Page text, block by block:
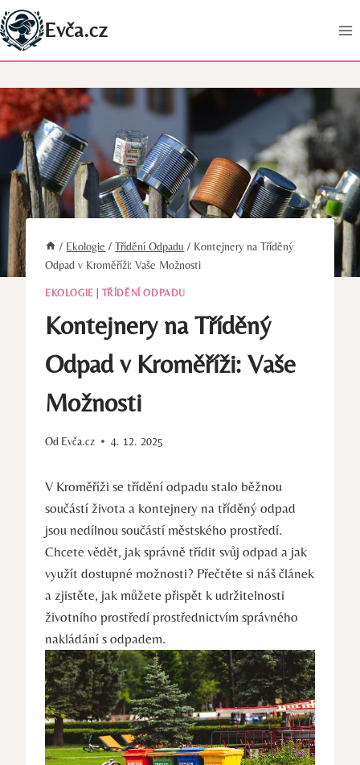
Přeskočit
na
obsah
Evča.cz
/ Ekologie / Třídění Odpadu / Kontejnery na Tříděný
Odpad v Kroměříži: Vaše Možnosti
EKOLOGIE TŘÍDĚNÍ ODPADU
Kontejnery na Tříděný
Odpad v Kroměříži: Vaše
Možnosti
Od Evča.cz 4. 12. 2025
V Kroměříži se třídění odpadu stalo běžnou
součástí života a kontejnery na tříděný odpad
jsou nedílnou součástí městského prostředí.
Chcete vědět, jak správně třídit svůj odpad a jak
využít dostupné možnosti? Přečtěte si náš článek
a zjistěte, jak můžete přispět k udržitelnosti
životního prostředí prostřednictvím správného
nakládání s odpadem.